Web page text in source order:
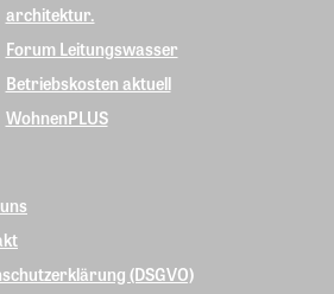
architektur.
Forum Leitungswasser
Betriebskosten aktuell
WohnenPLUS
(DSGVO)